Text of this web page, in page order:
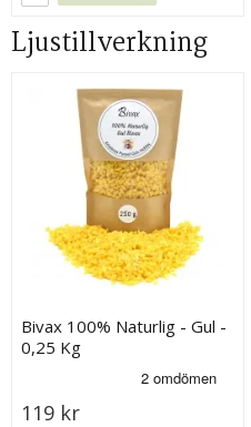
Ljustillverkning
Bivax 100% Naturlig - Gul -
0,25 Kg
119 kr